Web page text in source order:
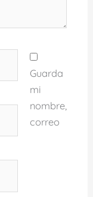
Guarda
mi
nombre,
correo